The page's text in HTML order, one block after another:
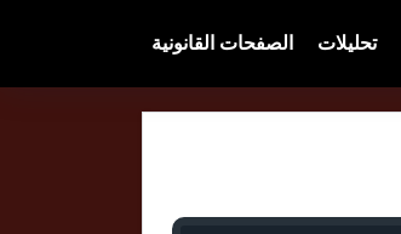
تحليلات الصفحات القانونية